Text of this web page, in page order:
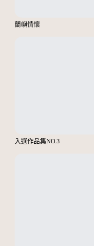
蘭嶼情懷
入選作品集NO.3